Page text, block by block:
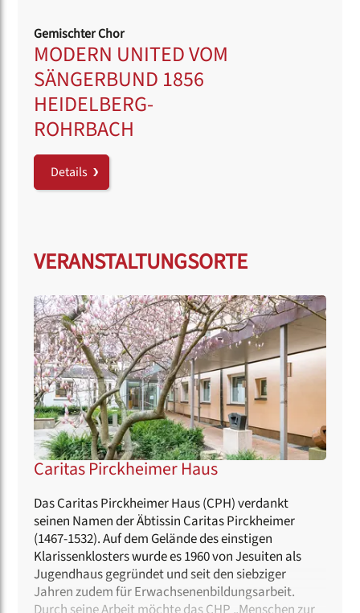
Gemischter Chor
MODERN UNITED VOM
SÄNGERBUND 1856
HEIDELBERG-
ROHRBACH
Details
VERANSTALTUNGSORTE
Caritas Pirckheimer Haus
Das Caritas Pirckheimer Haus (CPH) verdankt
seinen Namen der Äbtissin Caritas Pirckheimer
(1467-1532). Auf dem Gelände des einstigen
Klarissenklosters wurde es 1960 von Jesuiten als
Jugendhaus gegründet und seit den siebziger
Jahren zudem für Erwachsenenbildungsarbeit.